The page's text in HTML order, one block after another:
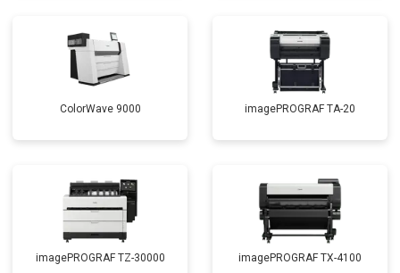
ColorWave 9000 imagePROGRAF TA-20
imagePROGRAF TZ-30000 imagePROGRAF TX-4100